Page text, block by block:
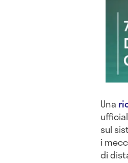
Una
sul
i
di